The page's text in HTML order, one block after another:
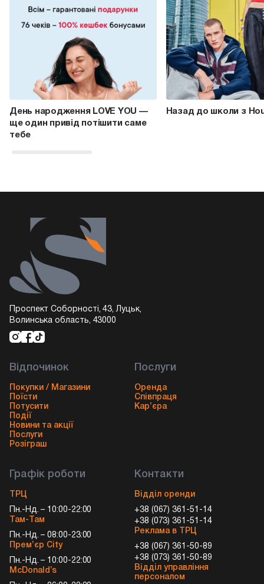
День народження LOVE YOU —
ще один привід потішити саме
тебе
Назад до школи з
Проспект Соборності, 43, Луцьк,
Волинська область, 43000
Відпочинок
Покупки / Магазини
Поїсти
Потусити
Події
Новини та акції
Послуги
Розіграш
Послуги
Оренда
Співпраця
Кар’єра
Графік роботи
ТРЦ
Пн.-Нд. – 10:00-22:00
Там-Там
Пн.-Нд. – 08:00-23:00
Прем’єр City
Пн.-Нд. – 10:00-22:00
McDonald’s
Контакти
Відділ оренди
+38 (067) 361-51-14
+38 (073) 361-51-14
Реклама в ТРЦ
+38 (067) 361-50-89
+38 (073) 361-50-89
Відділ управління
персоналом